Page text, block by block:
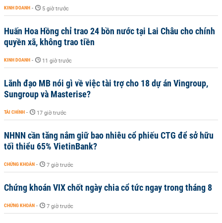
KINH DOANH - 5 giờ trước
Huấn Hoa Hồng chỉ trao 24 bồn nước tại Lai Châu cho chính
quyền xã, không trao tiền
KINH DOANH - 11 giờ trước
Lãnh đạo MB nói gì về việc tài trợ cho 18 dự án Vingroup,
Sungroup và Masterise?
TÀI CHÍNH - 17 giờ trước
NHNN cần tăng nắm giữ bao nhiêu cổ phiếu CTG để sở hữu
tối thiểu 65% VietinBank?
CHỨNG KHOÁN - 7 giờ trước
Chứng khoán VIX chốt ngày chia cổ tức ngay trong tháng 8
CHỨNG KHOÁN - 7 giờ trước